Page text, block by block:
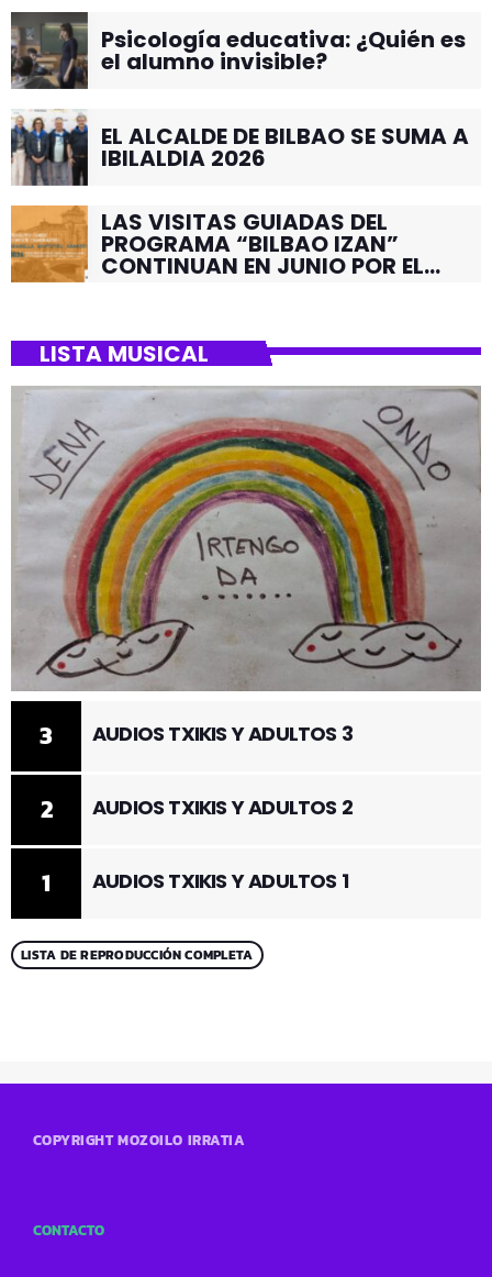
Psicología educativa: ¿Quién es
el alumno invisible?
EL ALCALDE DE BILBAO SE SUMA A
IBILALDIA 2026
LAS VISITAS GUIADAS DEL
PROGRAMA “BILBAO IZAN”
CONTINUAN EN JUNIO POR EL
LISTA MUSICAL
1 AUDIOS TXIKIS Y ADULTOS 1
2 AUDIOS TXIKIS Y ADULTOS 2
3 AUDIOS TXIKIS Y ADULTOS 3
LISTA DE REPRODUCCIÓN COMPLETA
COPYRIGHT MOZOILO IRRATIA
CONTACTO